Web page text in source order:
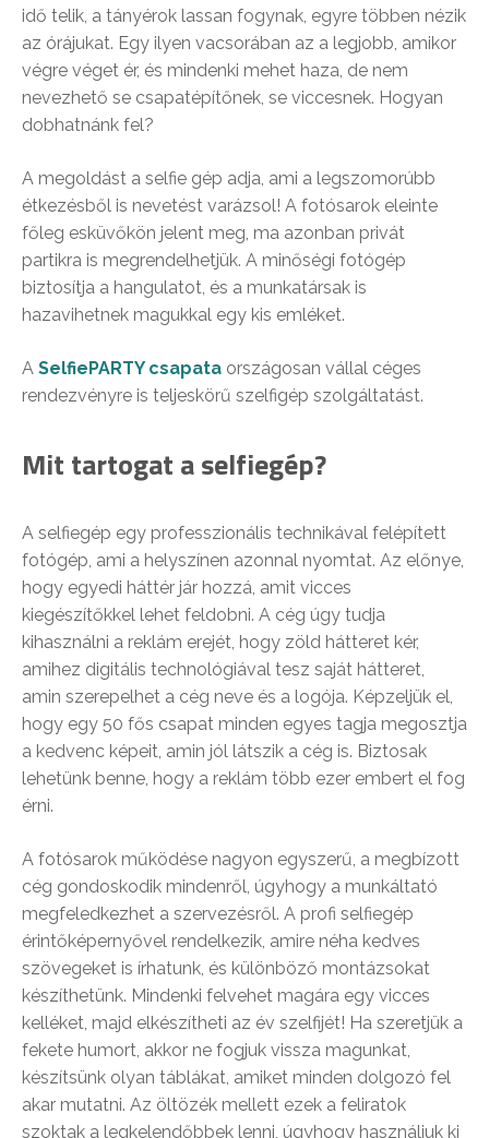
idő telik, a tányérok lassan fogynak, egyre többen nézik
az órájukat. Egy ilyen vacsorában az a legjobb, amikor
végre véget ér, és mindenki mehet haza, de nem
nevezhető se csapatépítőnek, se viccesnek. Hogyan
dobhatnánk fel?
A megoldást a selfie gép adja, ami a legszomorúbb
étkezésből is nevetést varázsol! A fotósarok eleinte
főleg esküvőkön jelent meg, ma azonban privát
partikra is megrendelhetjük. A minőségi fotógép
biztosítja a hangulatot, és a munkatársak is
hazavihetnek magukkal egy kis emléket.
A SelfiePARTY csapata országosan vállal céges
rendezvényre is teljeskörű szelfigép szolgáltatást.
Mit tartogat a selfiegép?
A selfiegép egy professzionális technikával felépített
fotógép, ami a helyszínen azonnal nyomtat. Az előnye,
hogy egyedi háttér jár hozzá, amit vicces
kiegészítőkkel lehet feldobni. A cég úgy tudja
kihasználni a reklám erejét, hogy zöld hátteret kér,
amihez digitális technológiával tesz saját hátteret,
amin szerepelhet a cég neve és a logója. Képzeljük el,
hogy egy 50 fős csapat minden egyes tagja megosztja
a kedvenc képeit, amin jól látszik a cég is. Biztosak
lehetünk benne, hogy a reklám több ezer embert el fog
érni.
A fotósarok működése nagyon egyszerű, a megbízott
cég gondoskodik mindenről, úgyhogy a munkáltató
megfeledkezhet a szervezésről. A profi selfiegép
érintőképernyővel rendelkezik, amire néha kedves
szövegeket is írhatunk, és különböző montázsokat
készíthetünk. Mindenki felvehet magára egy vicces
kelléket, majd elkészítheti az év szelfijét! Ha szeretjük a
fekete humort, akkor ne fogjuk vissza magunkat,
készítsünk olyan táblákat, amiket minden dolgozó fel
akar mutatni. Az öltözék mellett ezek a feliratok
szoktak a legkelendőbbek lenni, úgyhogy használjuk ki